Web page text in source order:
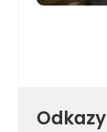
Odkazy